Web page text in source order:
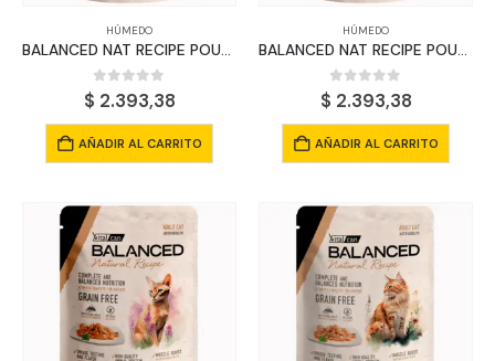
HÚMEDO
BALANCED NAT RECIPE POUCH GATO CACHORRO TRUCHA Y CORDERO X 85 GRS
0out of 5
$ 2.393,38
AÑADIR AL CARRITO
HÚMEDO
BALANCED NAT RECIPE POUCH GATO CACHORRO CORDERO X 85 GRS
0out of 5
$ 2.393,38
AÑADIR AL CARRITO